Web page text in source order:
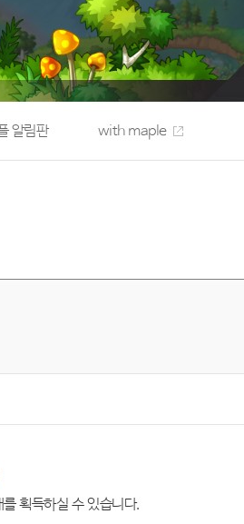
AI Style Finder
미니게임
커뮤니티 아카이브
알림판 with maple
를 획득하실 수 있습니다.